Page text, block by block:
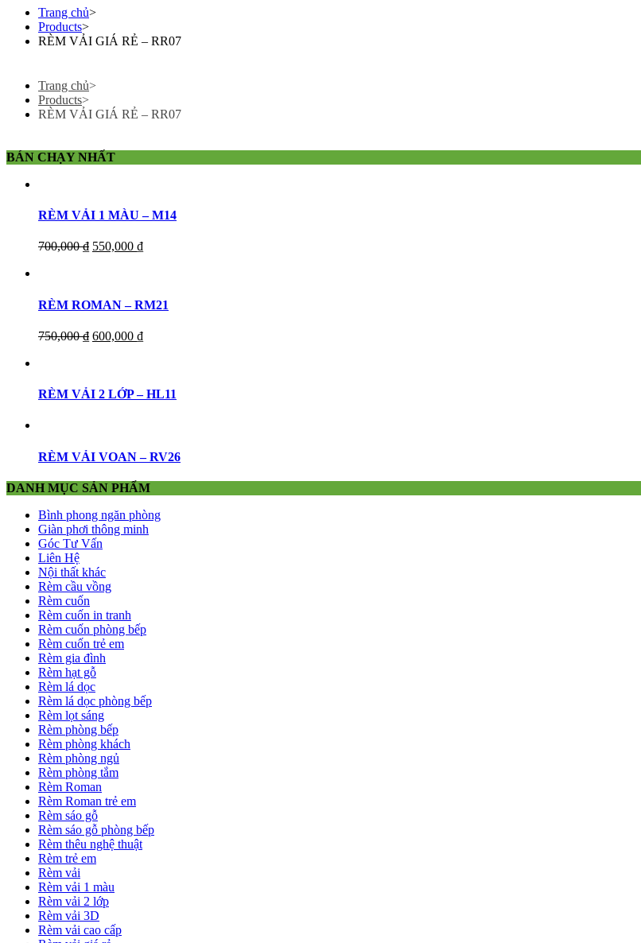
Trang chủ>
Products>
RÈM VẢI GIÁ RẺ – RR07
Trang chủ>
Products>
RÈM VẢI GIÁ RẺ – RR07
BÁN CHẠY NHẤT
RÈM VẢI 1 MÀU – M14
700,000₫ 550,000 ₫
RÈM ROMAN – RM21
750,000₫ 600,000 ₫
RÈM VẢI 2 LỚP – HL11
RÈM VẢI VOAN – RV26
DANH MỤC SẢN PHẨM
Bình phong ngăn phòng
Giàn phơi thông minh
Góc Tư Vấn
Liên Hệ
Nội thất khác
Rèm cầu vồng
Rèm cuốn
Rèm cuốn in tranh
Rèm cuốn phòng bếp
Rèm cuốn trẻ em
Rèm gia đình
Rèm hạt gỗ
Rèm lá dọc
Rèm lá dọc phòng bếp
Rèm lọt sáng
Rèm phòng bếp
Rèm phòng khách
Rèm phòng ngủ
Rèm phòng tắm
Rèm Roman
Rèm Roman trẻ em
Rèm sáo gỗ
Rèm sáo gỗ phòng bếp
Rèm thêu nghệ thuật
Rèm trẻ em
Rèm vải
Rèm vải 1 màu
Rèm vải 2 lớp
Rèm vải 3D
Rèm vải cao cấp